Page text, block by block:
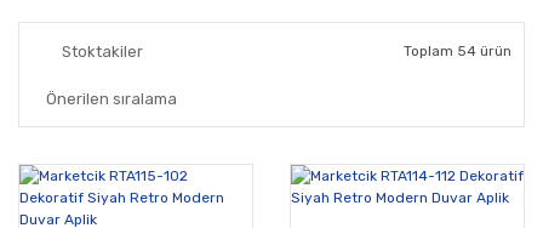
Stoktakiler Toplam 54 ürün